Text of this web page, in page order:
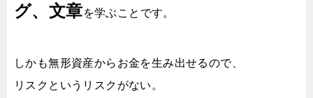
グ、文章を学ぶことです。
しかも無形資産からお金を生み出せるので、
リスクというリスクがない。